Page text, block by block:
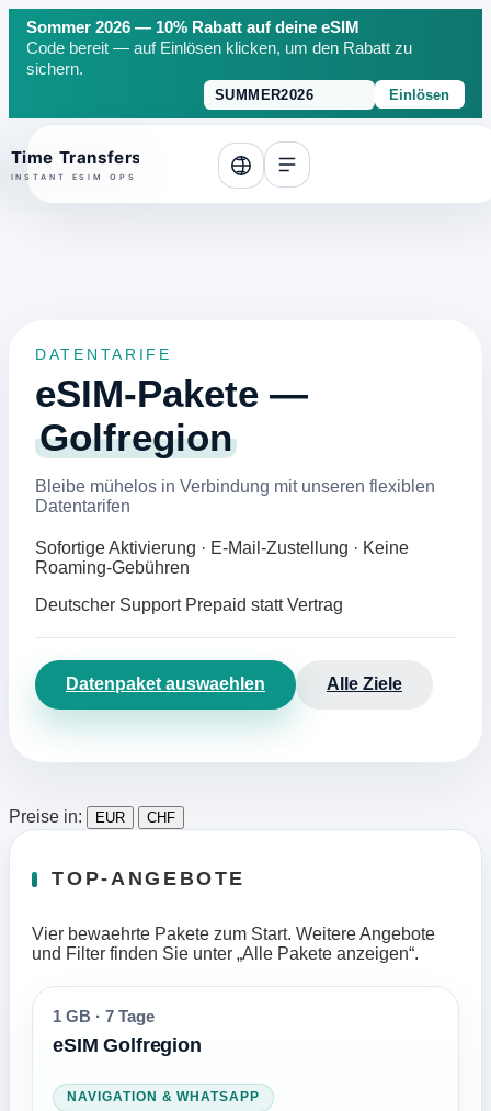
Sommer 2026 — 10% Rabatt auf deine eSIM
Code bereit — auf Einlösen klicken, um den Rabatt zu
sichern.
Einlösen
top
DATENTARIFE
eSIM-Pakete —
Golfregion
Bleibe mühelos in Verbindung mit unseren flexiblen
Datentarifen
Sofortige Aktivierung · E-Mail-Zustellung · Keine
Roaming-Gebühren
Deutscher Support Prepaid statt Vertrag
Datenpaket auswaehlen Alle Ziele
Preise in: EUR CHF
TOP-ANGEBOTE
Vier bewaehrte Pakete zum Start. Weitere Angebote
und Filter finden Sie unter „Alle Pakete anzeigen“.
1 GB · 7 Tage
eSIM Golfregion
NAVIGATION & WHATSAPP